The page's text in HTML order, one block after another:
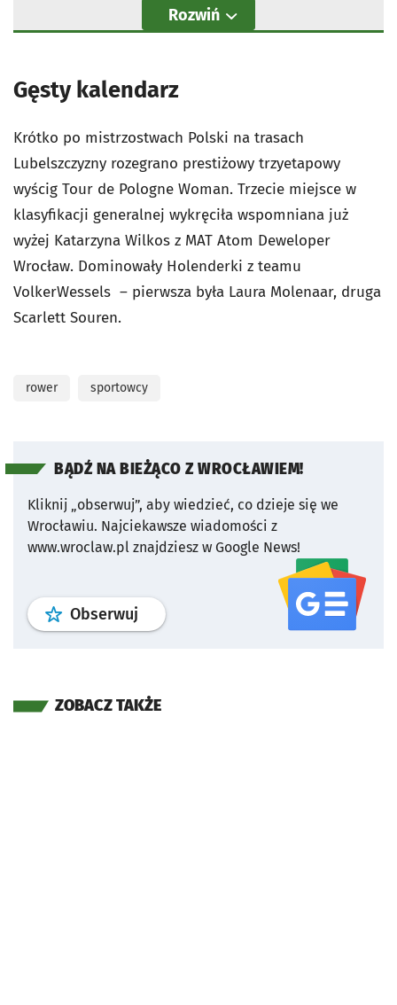
Rozwiń
Gęsty kalendarz
Krótko po mistrzostwach Polski na trasach
Lubelszczyzny rozegrano prestiżowy trzyetapowy
wyścig Tour de Pologne Woman. Trzecie miejsce w
klasyfikacji generalnej wykręciła wspomniana już
wyżej Katarzyna Wilkos z MAT Atom Deweloper
Wrocław. Dominowały Holenderki z teamu
VolkerWessels – pierwsza była Laura Molenaar, druga
Scarlett Souren.
rower sportowcy
BĄDŹ NA BIEŻĄCO Z WROCŁAWIEM!
Kliknij „obserwuj”, aby wiedzieć, co dzieje się we
Wrocławiu. Najciekawsze wiadomości z
www.wroclaw.pl znajdziesz w Google News!
Obserwuj profil serwisu
ZOBACZ TAKŻE